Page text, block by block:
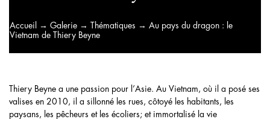
Accueil → Galerie → Thématiques → Au pays du dragon : le
Vietnam de Thiery Beyne
Thiery Beyne a une passion pour l’Asie. Au Vietnam, où il a posé ses
valises en 2010, il a sillonné les rues, côtoyé les habitants, les
paysans, les pêcheurs et les écoliers; et immortalisé la vie